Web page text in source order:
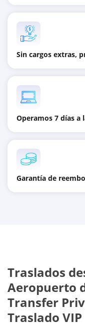
Sin cargos extras,
Operamos 7 días a
Garantía de
Traslados
Aeropuerto
Transfer
Traslado VIP